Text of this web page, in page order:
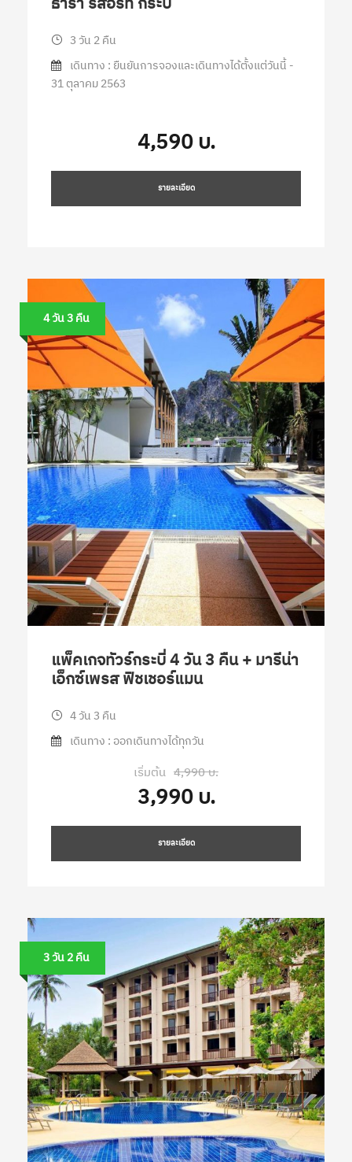
3 วัน 2 คืน
เดินทาง : ยืนยันการจองและเดินทางได้ตั้งแต่วันนี้ -
31 ตุลาคม 2563
4,590 บ.
รายละเอียด
4 วัน 3 คืน
แพ็คเกจทัวร์กระบี่ 4 วัน 3 คืน + มารีน่า
เอ็กซ์เพรส ฟิชเชอร์แมน
4 วัน 3 คืน
เดินทาง : ออกเดินทางได้ทุกวัน
เริ่มต้น 4,990 บ.
3,990 บ.
รายละเอียด
3 วัน 2 คืน